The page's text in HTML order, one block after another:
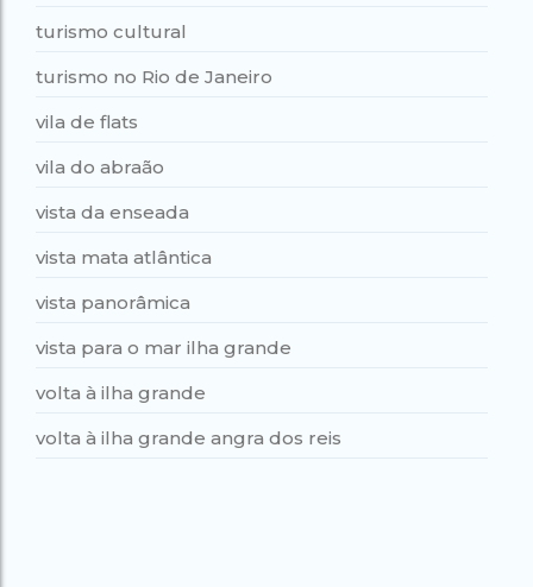
turismo cultural
turismo no Rio de Janeiro
vila de flats
vila do abraão
vista da enseada
vista mata atlântica
vista panorâmica
vista para o mar ilha grande
volta à ilha grande
volta à ilha grande angra dos reis